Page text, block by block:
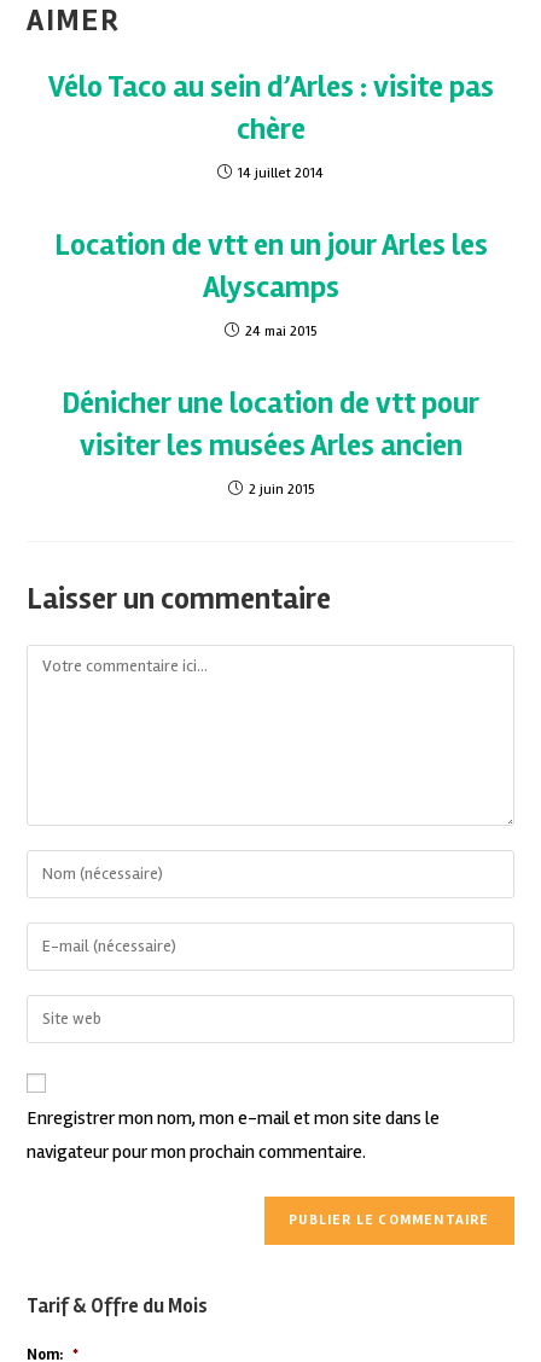
AIMER
Vélo Taco au sein d’Arles : visite pas
chère
14 juillet 2014
Location de vtt en un jour Arles les
Alyscamps
24 mai 2015
Dénicher une location de vtt pour
visiter les musées Arles ancien
2 juin 2015
Laisser un commentaire
Enregistrer mon nom, mon e-mail et mon site dans le
navigateur pour mon prochain commentaire.
Tarif & Offre du Mois
Nom: *